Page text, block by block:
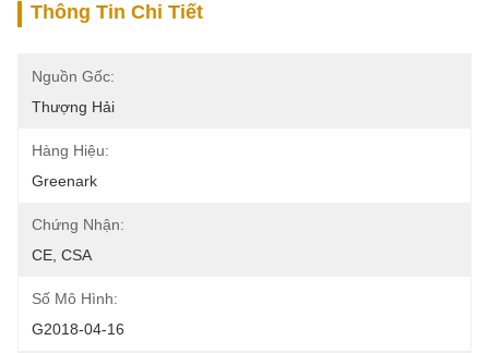
Thông Tin Chi Tiết
Nguồn Gốc:
Thượng Hải
Hàng Hiệu:
Greenark
Chứng Nhận:
CE, CSA
Số Mô Hình:
G2018-04-16